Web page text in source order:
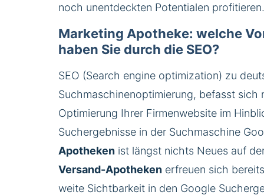
noch unentdeckten Potentialen profitieren.
Marketing Apotheke: welche
haben Sie durch die SEO?
SEO (Search engine optimization) zu
Suchmaschinenoptimierung, befasst sich
Optimierung Ihrer Firmenwebsite im
Suchergebnisse in der Suchmaschine
Apothekenist längst nichts Neues auf
Versand-Apothekenerfreuen sich
weite Sichtbarkeit in den Google